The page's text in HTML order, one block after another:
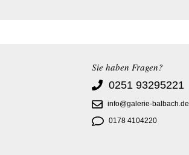
Sie haben Fragen?
0251 93295221
info@galerie-balbach.de
0178 4104220